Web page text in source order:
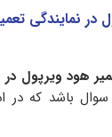
در نمایندگی
هود ویرپول در
سوال باشد که در